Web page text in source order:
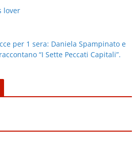
lover
per 1 sera: Daniela Spampinato e
“I Sette Peccati Capitali”.